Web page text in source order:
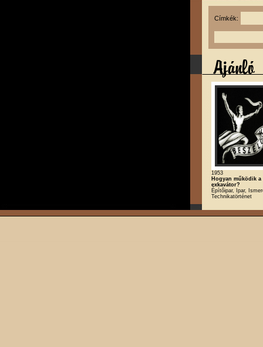
Címkék:
1953
Hogyan működik a
exkavátor?
Építőipar, Ipar,
Technikatörténet